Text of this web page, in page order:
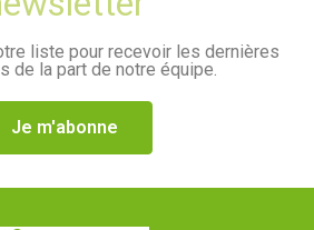
liste pour recevoir les dernières
de la part de notre équipe.
Je m'abonne